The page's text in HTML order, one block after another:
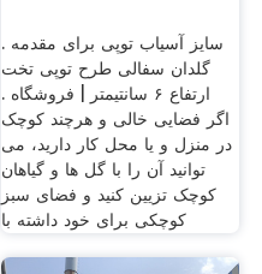
سایز آسیاب توپی برای مقدمه .
گلدان سفالی طرح توپی تخت
ارتفاع ۶ سانتیمتر | فروشگاه .
اگر فضایی خالی و هرچند کوچک
در منزل و یا محل کار دارید، می
توانید آن را با گل ها و گیاهان
کوچک تزیین کنید و فضای سبز
کوچکی برای خود داشته با